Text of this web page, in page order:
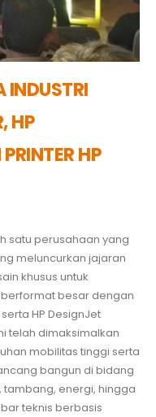
INDUSTRI
HP
HP
satu perusahaan yang
meluncurkan jajaran
khusus untuk
besar dengan
HP DesignJet
telah dimaksimalkan
mobilitas tinggi serta
bangun di bidang
tambang, energi, hingga
teknis berbasis